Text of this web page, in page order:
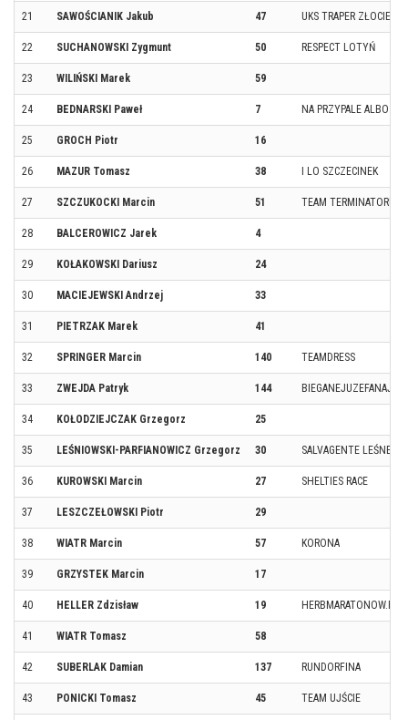
21 SAWOŚCIANIK Jakub 47 UKS TRAPER
22 SUCHANOWSKI Zygmunt 50 RESPECT LOTYŃ
23 WILIŃSKI Marek 59
24 BEDNARSKI Paweł 7 NA PRZYPALE ALBO
25 GROCH Piotr 16
26 MAZUR Tomasz 38 I LO SZCZECINEK
27 SZCZUKOCKI Marcin 51 TEAM TERMINATORUN
28 BALCEROWICZ Jarek 4
29 KOŁAKOWSKI Dariusz 24
30 MACIEJEWSKI Andrzej 33
31 PIETRZAK Marek 41
32 SPRINGER Marcin 140 TEAMDRESS
33 ZWEJDA Patryk 144 BIEGANEJUZEFANAJ
34 KOŁODZIEJCZAK Grzegorz 25
35 LEŚNIOWSKI-PARFIANOWICZ Grzegorz 30 SALVAGENTE LEŚNE
36 KUROWSKI Marcin 27 SHELTIES RACE
37 LESZCZEŁOWSKI Piotr 29
38 WIATR Marcin 57 KORONA
39 GRZYSTEK Marcin 17
40 HELLER Zdzisław 19 HERBMARATONOW.PL
41 WIATR Tomasz 58
42 SUBERLAK Damian 137 RUNDORFINA
43 PONICKI Tomasz 45 TEAM UJŚCIE